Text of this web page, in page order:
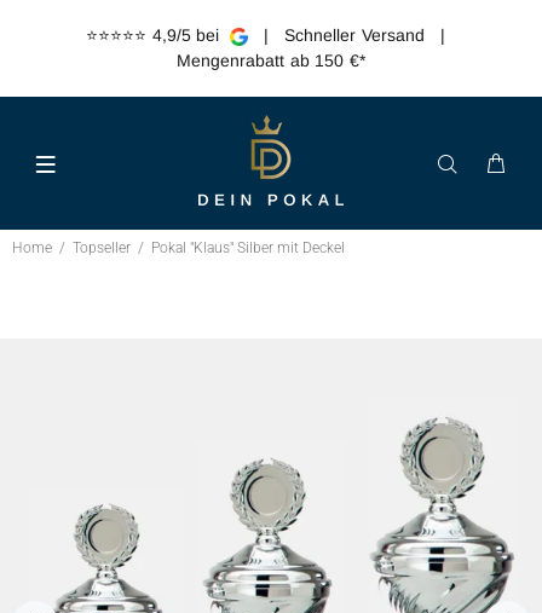
⭐️⭐️⭐️⭐️⭐️ 4,9/5 bei
| Schneller Versand |
Mengenrabatt ab 150 €*
Home Topseller Pokal "Klaus" Silber mit Deckel